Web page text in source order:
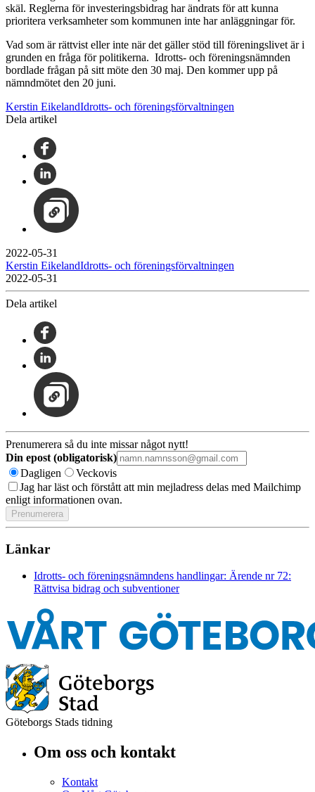
skäl. Reglerna för investeringsbidrag har ändrats för att kunna
prioritera verksamheter som kommunen inte har anläggningar för.
Vad som är rättvist eller inte när det gäller stöd till föreningslivet är i
grunden en fråga för politikerna. Idrotts- och föreningsnämnden
bordlade frågan på sitt möte den 30 maj. Den kommer upp på
nämndmötet den 20 juni.
Kerstin EikelandIdrotts- och föreningsförvaltningen
Dela artikel
2022-05-31
Kerstin EikelandIdrotts- och föreningsförvaltningen
2022-05-31
Dela artikel
Prenumerera så du inte missar något nytt!
Din epost (obligatorisk)
Dagligen
Veckovis
Jag har läst och förstått att min mejladress delas med Mailchimp
enligt informationen ovan.
Länkar
Idrotts- och föreningsnämndens handlingar: Ärende nr 72:
Rättvisa bidrag och subventioner
Göteborgs Stads tidning
Om oss och kontakt
Kontakt